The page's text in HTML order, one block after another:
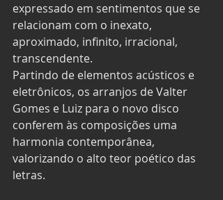
expressado em sentimentos que se
relacionam com o inexato,
aproximado, infinito, irracional,
transcendente.
Partindo de elementos acústicos e
eletrônicos, os arranjos de Valter
Gomes e Luiz para o novo disco
conferem às composições uma
harmonia contemporânea,
valorizando o alto teor poético das
letras.